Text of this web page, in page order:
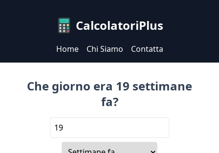
CalcolatoriPlus
Home Chi Siamo Contatta
Che giorno era 19 settimane
fa?